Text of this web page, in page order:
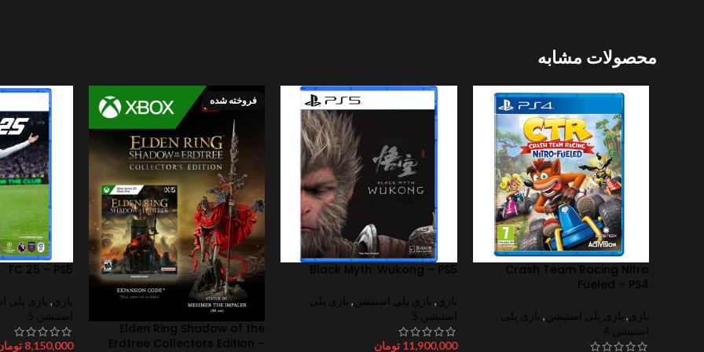
محصولات مشابه
Crash Team Racing Nitro
Fueled – PS4
بازی, بازی پلی استیشن , بازی پلی
استیشن 4
Black Myth: Wukong – PS5
بازی, بازی پلی استیشن , بازی پلی
استیشن 5
11,900,000 تومان
فروخته شده
Elden Ring Shadow of the
Erdtree Collectors Edition –
FC 25 – PS5
بازی, بازی پلی
استیشن 5
8,150,000